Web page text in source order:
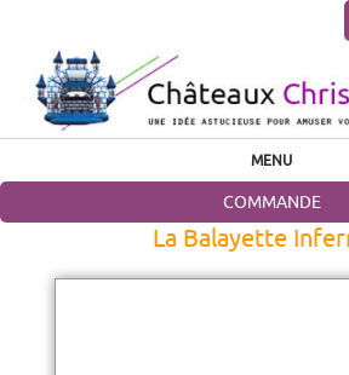
MENU
COMMANDE
La Balayette